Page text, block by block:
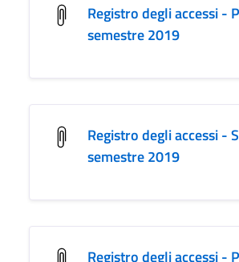
Registro degli accessi -
semestre 2019
Registro degli accessi -
semestre 2019
Registro degli accessi -